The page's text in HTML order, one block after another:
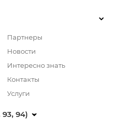
Партнеры
Новости
Интересно знать
Контакты
Услуги
93, 94)